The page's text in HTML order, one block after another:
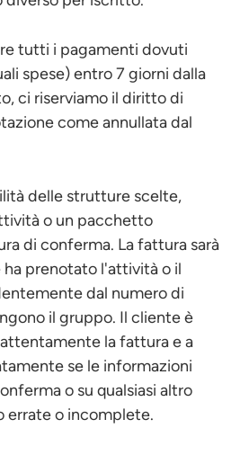
tutti i pagamenti dovuti
spese) entro 7 giorni dalla
ci riserviamo il diritto di
come annullata dal
delle strutture scelte,
o un pacchetto
di conferma. La fattura sarà
prenotato l'attività o il
dal numero di
il gruppo. Il cliente è
la fattura e a
se le informazioni
o su qualsiasi altro
errate o incomplete.